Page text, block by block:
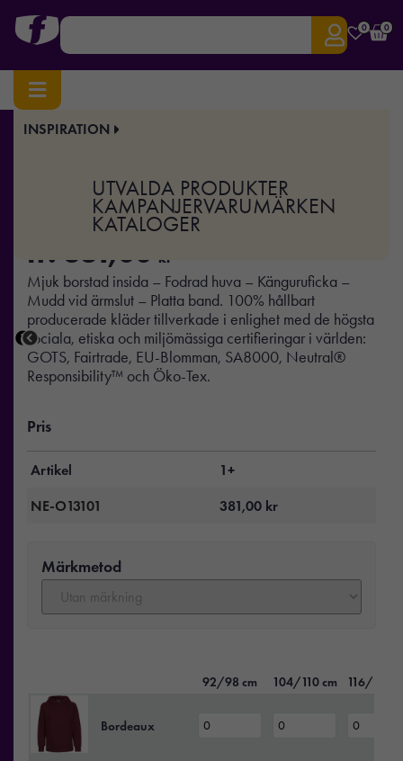
0 0
INSPIRATION
UTVALDA PRODUKTER
KAMPANJERVARUMÄRKEN
KATALOGER
Hem/Profilkläder/Tröjor
Barn huvtröja
fr. 381,00 kr
Mjuk borstad insida – Fodrad huva – Känguruficka –
Mudd vid ärmslut – Platta band. 100% hållbart
producerade kläder tillverkade i enlighet med de högsta
sociala, etiska och miljömässiga certifieringar i världen:
GOTS, Fairtrade, EU-Blomman, SA8000, Neutral®
Responsibility™ och Öko-Tex.
Pris
Artikel
1+
NE-O13101
381,00 kr
Märkmetod
92/98 cm 104/110 cm 116/122
Bordeaux